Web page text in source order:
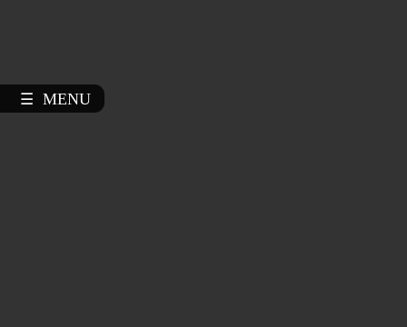
☰ MENU